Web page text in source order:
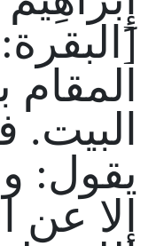
المقام
البيت.
يقول:
إلا